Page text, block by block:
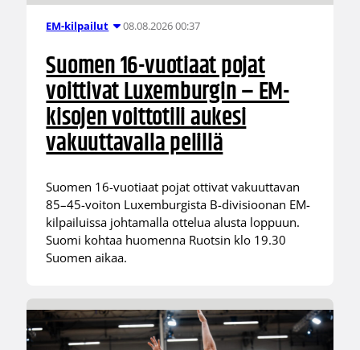
EM-kilpailut 08.08.2026 00:37
Suomen 16-vuotiaat pojat
voittivat Luxemburgin – EM-
kisojen voittotili aukesi
vakuuttavalla pelillä
Suomen 16-vuotiaat pojat ottivat vakuuttavan
85–45-voiton Luxemburgista B-divisioonan EM-
kilpailuissa johtamalla ottelua alusta loppuun.
Suomi kohtaa huomenna Ruotsin klo 19.30
Suomen aikaa.